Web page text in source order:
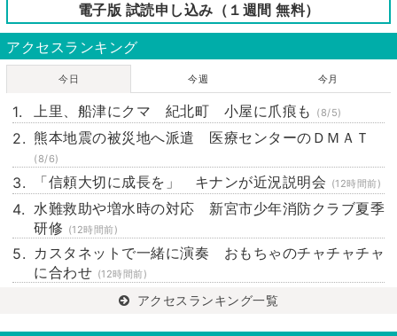
電子版 試読申し込み（１週間 無料）
アクセスランキング
今日 今週 今月
上里、船津にクマ 紀北町 小屋に爪痕も (8/5)
熊本地震の被災地へ派遣 医療センターのＤＭＡＴ
(8/6)
「信頼大切に成長を」 キナンが近況説明会 (12時間前)
水難救助や増水時の対応 新宮市少年消防クラブ夏季
研修 (12時間前)
カスタネットで一緒に演奏 おもちゃのチャチャチャ
に合わせ (12時間前)
アクセスランキング一覧